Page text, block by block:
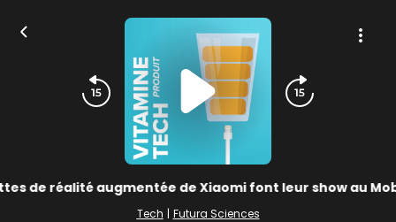
de réalité augmentée de Xiaomi font leur show au
Tech | Futura Sciences